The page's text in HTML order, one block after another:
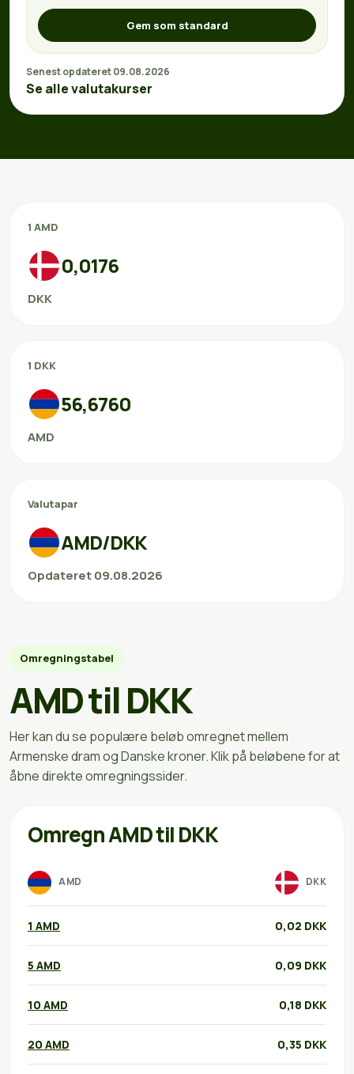
Gem som standard
Senest opdateret 09.08.2026
Se alle valutakurser
1 AMD
0,0176
DKK
1 DKK
56,6760
AMD
Valutapar
AMD/DKK
Opdateret 09.08.2026
Omregningstabel
AMD til DKK
Her kan du se populære beløb omregnet mellem
Armenske dram og Danske kroner. Klik på beløbene for at
åbne direkte omregningssider.
Omregn AMD til DKK
AMD DKK
1 AMD 0,02 DKK
5 AMD 0,09 DKK
10 AMD 0,18 DKK
20 AMD 0,35 DKK